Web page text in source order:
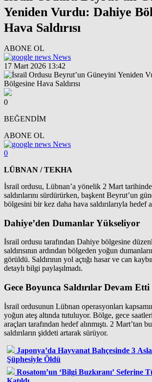
Yeniden Vurdu: Dahiye
Hava Saldırısı
ABONE OL
News
17 Mart 2026 13:42
0
BEĞENDİM
ABONE OL
News
0
LÜBNAN / TEKHA
İsrail ordusu, Lübnan’a yönelik 2 Mart tarihinde
saldırılarını sürdürürken, başkent Beyrut’un
bölgesini bir kez daha hava saldırılarıyla hedef
Dahiye’den Dumanlar Yükseliyor
İsrail ordusu tarafından Dahiye bölgesine
saldırısının ardından bölgeden yoğun
görüldü. Saldırının yol açtığı hasar ve can
detaylı bilgi paylaşılmadı.
Gece Boyunca Saldırılar Devam Etti
İsrail ordusunun Lübnan operasyonları
yoğun ateş altında tutuluyor. Bölge, gece
araçları tarafından hedef alınmıştı. 2 Mart’tan
saldırıların şiddeti artarak sürüyor.
Japonya’da Hayvanat Bahçesinde 3
Şüphesiyle Öldü
Rosatom’un ‘Bilgi Buzkıranı’ Seferine